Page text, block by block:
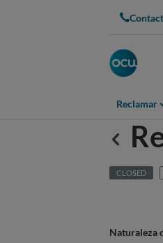
Reclamar
CLOSED
Naturaleza